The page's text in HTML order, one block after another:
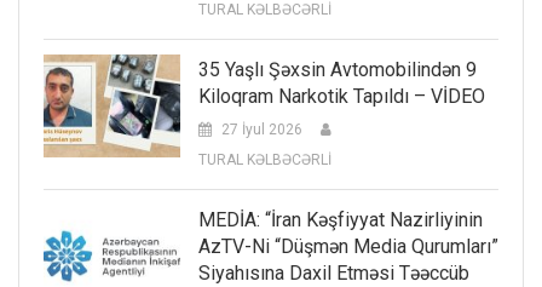
TURAL KƏLBƏCƏRLİ
35 Yaşlı Şəxsin Avtomobilindən 9
Kiloqram Narkotik Tapıldı – VİDEO
27 İyul 2026
TURAL KƏLBƏCƏRLİ
MEDİA: “İran Kəşfiyyat Nazirliyinin
AzTV-Ni “düşmən Media Qurumları”
Siyahısına Daxil Etməsi Təəccüb